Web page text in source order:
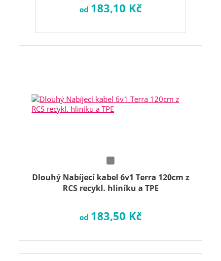
od 183,10 Kč
Dlouhý Nabíjecí kabel 6v1 Terra 120cm z
RCS recykl. hliníku a TPE
od 183,50 Kč